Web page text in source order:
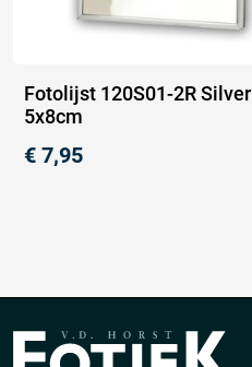
Fotolijst 120S01-2R Silver
5x8cm
€ 7,95